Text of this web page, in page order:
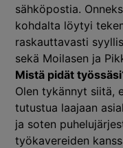
sähköpostia.
kohdalta löytyi
raskauttavasti
sekä Moilasen ja
Mistä pidät
Olen tykännyt siitä,
tutustua laajaan
ja soten
työkavereiden